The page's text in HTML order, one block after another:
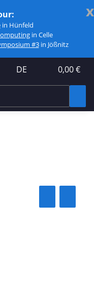
x
in Hünfeld
in Celle
#3in Jößnitz
DE 0,00 €